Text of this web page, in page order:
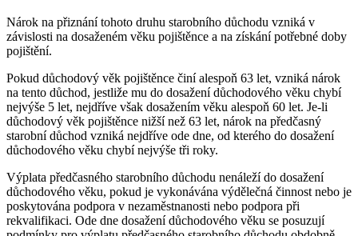
Nárok na přiznání tohoto druhu starobního důchodu vzniká v
závislosti na dosaženém věku pojištěnce a na získání potřebné doby
pojištění.
Pokud důchodový věk pojištěnce činí alespoň 63 let, vzniká nárok
na tento důchod, jestliže mu do dosažení důchodového věku chybí
nejvýše 5 let, nejdříve však dosažením věku alespoň 60 let. Je-li
důchodový věk pojištěnce nižší než 63 let, nárok na předčasný
starobní důchod vzniká nejdříve ode dne, od kterého do dosažení
důchodového věku chybí nejvýše tři roky.
Výplata předčasného starobního důchodu nenáleží do dosažení
důchodového věku, pokud je vykonávána výdělečná činnost nebo je
poskytována podpora v nezaměstnanosti nebo podpora při
rekvalifikaci. Ode dne dosažení důchodového věku se posuzují